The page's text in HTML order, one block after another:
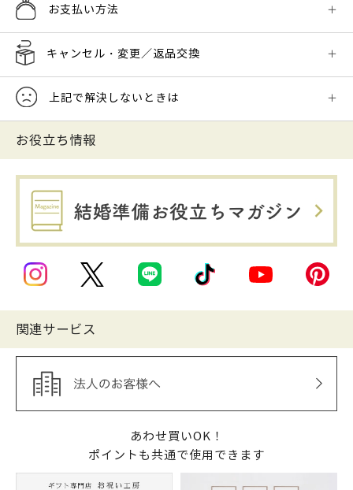
お支払い方法
キャンセル・変更／返品交換
上記で解決しないときは
お役立ち情報
関連サービス
あわせ買いOK！
ポイントも共通で使用できます